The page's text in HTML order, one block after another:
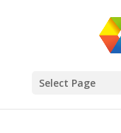
Select Page